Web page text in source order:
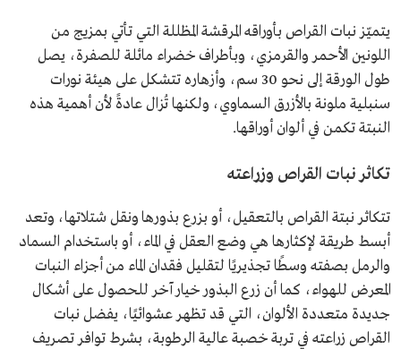
يتميّز نبات القراص بأوراقه المرقشة المظللة التي تأتي بمزيج من
اللونين الأحمر والقرمزي، وبأطراف خضراء مائلة للصفرة، يصل
طول الورقة إلى نحو 30 سم، وأزهاره تتشكل على هيئة نورات
سنبلية ملونة بالأزرق السماوي، ولكنها تُزال عادةً لأن أهمية هذه
النبتة تكمن في ألوان أوراقها.
تكاثر نبات القراص وزراعته
تتكاثر نبتة القراص بالتعقيل، أو بزرع بذورها ونقل شتلاتها، وتعد
أبسط طريقة لإكثارها هي وضع العقل في الماء، أو باستخدام السماد
والرمل بصفته وسطًا تجذيريًا لتقليل فقدان الماء من أجزاء النبات
المعرض للهواء، كما أن زرع البذور خيار آخر للحصول على أشكال
جديدة متعددة الألوان، التي قد تظهر عشوائيًا، يفضل نبات
القراص زراعته في تربة خصبة عالية الرطوبة، بشرط توافر تصريف